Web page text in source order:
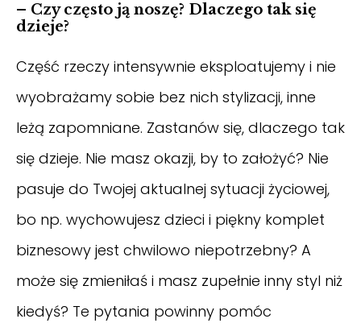
– Czy często ją noszę? Dlaczego tak się
dzieje?
Część rzeczy intensywnie eksploatujemy i nie
wyobrażamy sobie bez nich stylizacji, inne
leżą zapomniane. Zastanów się, dlaczego tak
się dzieje. Nie masz okazji, by to założyć? Nie
pasuje do Twojej aktualnej sytuacji życiowej,
bo np. wychowujesz dzieci i piękny komplet
biznesowy jest chwilowo niepotrzebny? A
może się zmieniłaś i masz zupełnie inny styl niż
kiedyś? Te pytania powinny pomóc